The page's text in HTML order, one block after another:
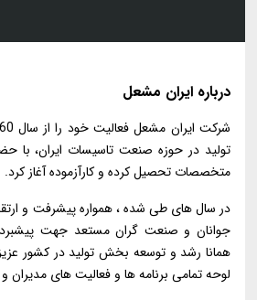
درباره ایران مشعل
تولید در حوزه صنعت تاسیسات ایران، با
متخصصات تحصیل کرده و کارآزموده آغاز کرد.
در سال های طی شده ، همواره پیشرفت و
جوانان و صنعت گران مستعد جهت
همانا رشد و توسعه بخش تولید در کشور
لوحه تمامی برنامه ها و فعالیت های مدیران